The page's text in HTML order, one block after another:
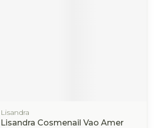
Lisandra
Lisandra Cosmenail Vao Amer